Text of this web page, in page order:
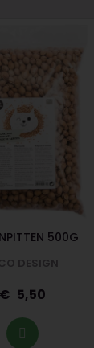
500G
DESIGN
5,50